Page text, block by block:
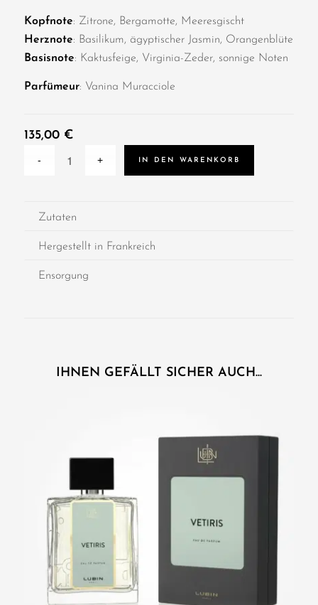
Kopfnote: Zitrone, Bergamotte, Meeresgischt
Herznote: Basilikum, ägyptischer Jasmin, Orangenblüte
Basisnote: Kaktusfeige, Virginia-Zeder, sonnige Noten
Parfümeur: Vanina Muracciole
135,00 €
IN DEN WARENKORB
Zutaten
Hergestellt in Frankreich
Ensorgung
IHNEN GEFÄLLT SICHER AUCH...